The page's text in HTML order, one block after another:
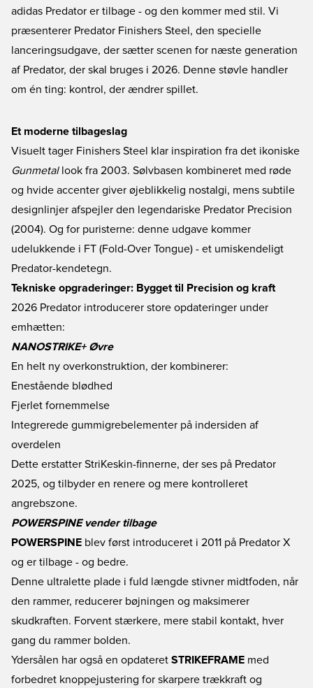
adidas Predator er tilbage - og den kommer med stil. Vi
præsenterer Predator Finishers Steel, den specielle
lanceringsudgave, der sætter scenen for næste generation
af Predator, der skal bruges i 2026. Denne støvle handler
om én ting: kontrol, der ændrer spillet.
Et moderne tilbageslag
Visuelt tager Finishers Steel klar inspiration fra det ikoniske
Gunmetallook fra 2003. Sølvbasen kombineret med røde
og hvide accenter giver øjeblikkelig nostalgi, mens subtile
designlinjer afspejler den legendariske Predator Precision
(2004). Og for puristerne: denne udgave kommer
udelukkende i FT (Fold-Over Tongue) - et umiskendeligt
Predator-kendetegn.
Tekniske opgraderinger: Bygget til Precision og kraft
2026 Predator introducerer store opdateringer under
emhætten:
NANOSTRIKE+ Øvre
En helt ny overkonstruktion, der kombinerer:
Enestående blødhed
Fjerlet fornemmelse
Integrerede gummigrebelementer på indersiden af
overdelen
Dette erstatter StriKeskin-finnerne, der ses på Predator
2025, og tilbyder en renere og mere kontrolleret
angrebszone.
POWERSPINE vender tilbage
POWERSPINE blev først introduceret i 2011 på Predator X
og er tilbage - og bedre.
Denne ultralette plade i fuld længde stivner midtfoden, når
den rammer, reducerer bøjningen og maksimerer
skudkraften. Forvent stærkere, mere stabil kontakt, hver
gang du rammer bolden.
Ydersålen har også en opdateret STRIKEFRAME med
forbedret knoppejustering for skarpere trækkraft og